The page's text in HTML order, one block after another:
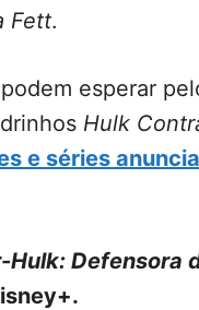
Fett.
esperar
Hulk
e séries
Hulk: Defensora